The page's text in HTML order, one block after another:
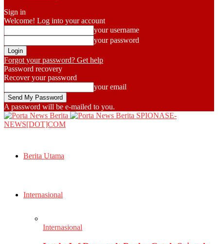
Sign in
Welcome! Log into your account
your username
your password
Forgot your password? Get help
Password recovery
Recover your password
your email
A password will be e-mailed to you.
SPIONASE-
NEWS[DOT]COM
Berita Utama
Internasional
Internasional